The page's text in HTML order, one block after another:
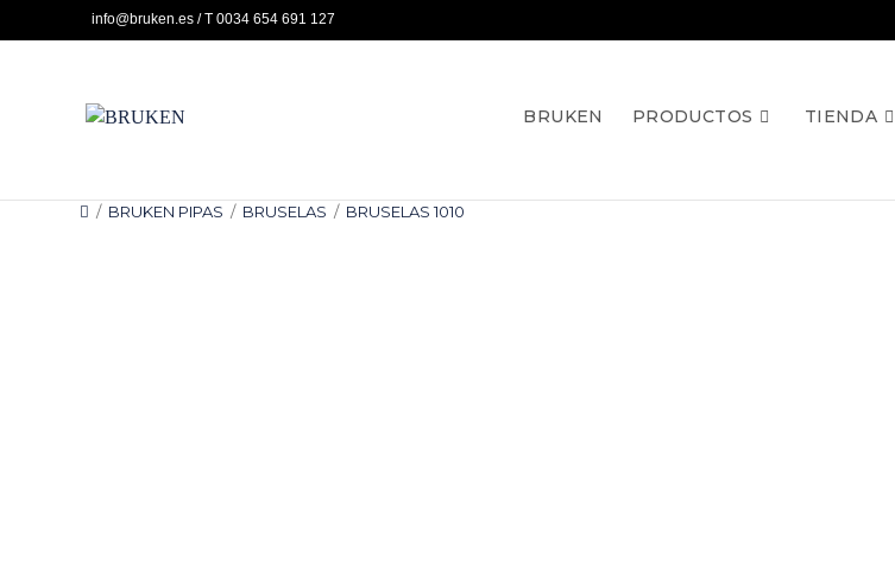
al
info@bruken.es / T 0034 654 691 127
BRUKEN PRODUCTOS TIENDA
/ BRUKEN PIPAS / BRUSELAS / BRUSELAS 1010